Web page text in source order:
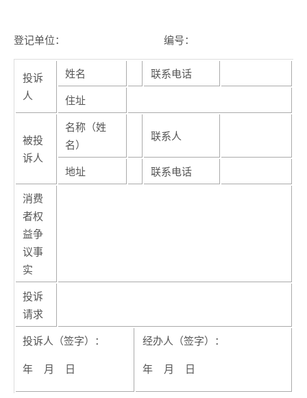
登记单位： 编号：
投诉
人
姓名
联系电话
住址
被投
诉人
名称（姓
名）
联系人
地址
联系电话
消费
者权
益争
议事
实
投诉
请求
投诉人（签字）：
年 月 日
经办人（签字）：
年 月 日